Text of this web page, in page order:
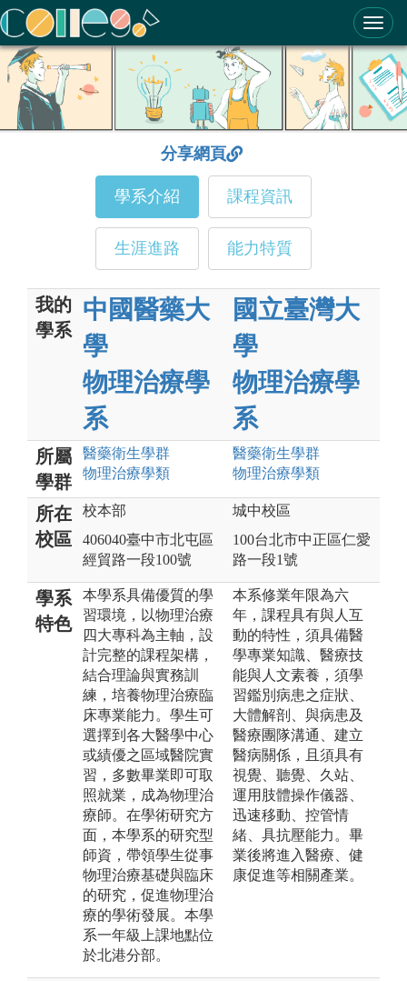
ColleGo! 大學選才與高中育才輔助系統
分享網頁
學系介紹 課程資訊
生涯進路 能力特質
我的
學系
中國醫藥大
學
物理治療學
系
國立臺灣大
學
物理治療學
系
所屬
學群
醫藥衛生學群
物理治療學類
醫藥衛生學群
物理治療學類
所在
校區
校本部
406040臺中市北屯區
經貿路一段100號
城中校區
100台北市中正區仁愛
路一段1號
學系
特色
本學系具備優質的學
習環境，以物理治療
四大專科為主軸，設
計完整的課程架構，
結合理論與實務訓
練，培養物理治療臨
床專業能力。學生可
選擇到各大醫學中心
或績優之區域醫院實
習，多數畢業即可取
照就業，成為物理治
療師。在學術研究方
面，本學系的研究型
師資，帶領學生從事
物理治療基礎與臨床
的研究，促進物理治
療的學術發展。本學
系一年級上課地點位
於北港分部。
本系修業年限為六
年，課程具有與人互
動的特性，須具備醫
學專業知識、醫療技
能與人文素養，須學
習鑑別病患之症狀、
大體解剖、與病患及
醫療團隊溝通、建立
醫病關係，且須具有
視覺、聽覺、久站、
運用肢體操作儀器、
迅速移動、控管情
緒、具抗壓能力。畢
業後將進入醫療、健
康促進等相關產業。